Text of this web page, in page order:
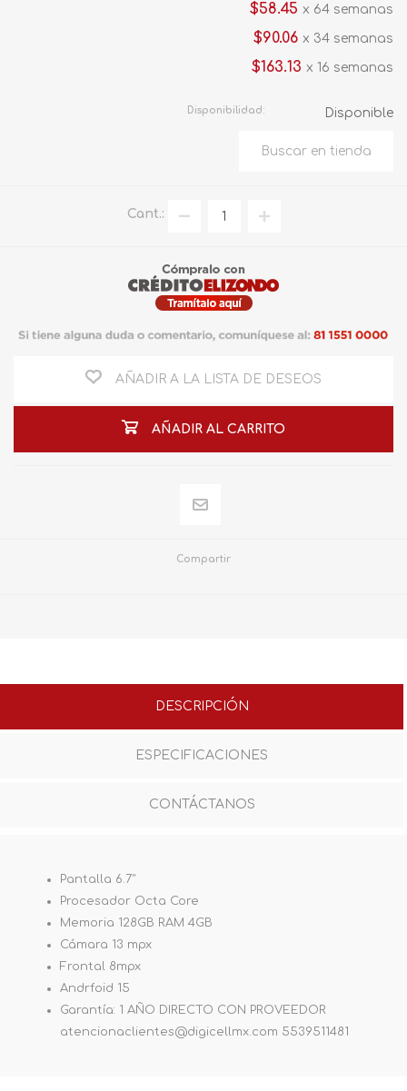
$58.45 x 64 semanas
$90.06 x 34 semanas
$163.13 x 16 semanas
Disponibilidad: Disponible
Cant.:
AÑADIR A LA LISTA DE DESEOS
AÑADIR AL CARRITO
Compartir
DESCRIPCIÓN
ESPECIFICACIONES
CONTÁCTANOS
Pantalla 6.7"
Procesador Octa Core
Memoria 128GB RAM 4GB
Cámara 13 mpx
Frontal 8mpx
Andrfoid 15
Garantía: 1 AÑO DIRECTO CON PROVEEDOR
atencionaclientes@digicellmx.com 5539511481